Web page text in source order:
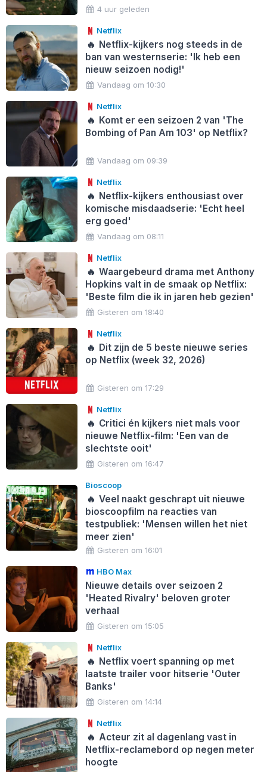
4 uur geleden
Netflix
🔥 Netflix-kijkers nog steeds in de
ban van westernserie: 'Ik heb een
nieuw seizoen nodig!'
Vandaag om 10:30
Netflix
🔥 Komt er een seizoen 2 van 'The
Bombing of Pan Am 103' op Netflix?
Vandaag om 09:39
Netflix
🔥 Netflix-kijkers enthousiast over
komische misdaadserie: 'Echt heel
erg goed'
Vandaag om 08:11
Netflix
🔥 Waargebeurd drama met Anthony
Hopkins valt in de smaak op Netflix:
'Beste film die ik in jaren heb gezien'
Gisteren om 18:40
Netflix
🔥 Dit zijn de 5 beste nieuwe series
op Netflix (week 32, 2026)
Gisteren om 17:29
Netflix
🔥 Critici én kijkers niet mals voor
nieuwe Netflix-film: 'Een van de
slechtste ooit'
Gisteren om 16:47
Bioscoop
🔥 Veel naakt geschrapt uit nieuwe
bioscoopfilm na reacties van
testpubliek: 'Mensen willen het niet
meer zien'
Gisteren om 16:01
HBO Max
Nieuwe details over seizoen 2
'Heated Rivalry' beloven groter
verhaal
Gisteren om 15:05
Netflix
🔥 Netflix voert spanning op met
laatste trailer voor hitserie 'Outer
Banks'
Gisteren om 14:14
Netflix
🔥 Acteur zit al dagenlang vast in
Netflix-reclamebord op negen meter
hoogte